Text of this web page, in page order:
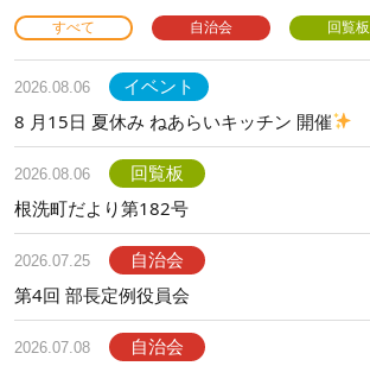
すべて 自治会 回覧板
2026.08.06
イベント
8 月15日 夏休み ねあらいキッチン 開催
2026.08.06
回覧板
根洗町だより第182号
2026.07.25
自治会
第4回 部長定例役員会
2026.07.08
自治会